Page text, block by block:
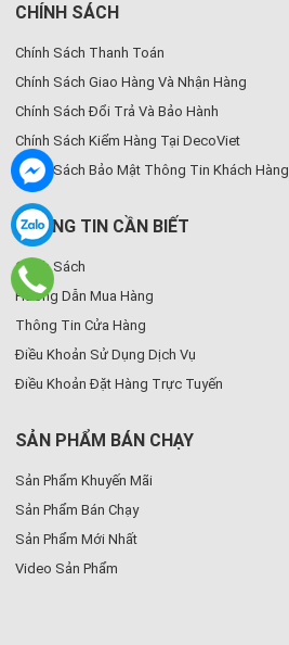
CHÍNH SÁCH
Chính Sách Thanh Toán
Chính Sách Giao Hàng Và Nhận Hàng
Chính Sách Đổi Trả Và Bảo Hành
Chính Sách Kiểm Hàng Tại DecoViet
Chính Sách Bảo Mật Thông Tin Khách Hàng
THÔNG TIN CẦN BIẾT
Chính Sách
Hướng Dẫn Mua Hàng
Thông Tin Cửa Hàng
Điều Khoản Sử Dụng Dịch Vụ
Điều Khoản Đặt Hàng Trực Tuyến
SẢN PHẨM BÁN CHẠY
Sản Phẩm Khuyến Mãi
Sản Phẩm Bán Chạy
Sản Phẩm Mới Nhất
Video Sản Phẩm